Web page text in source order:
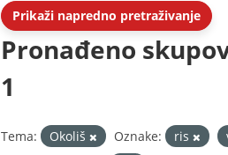
Prikaži napredno pretraživanje
Pronađeno
1
Tema: Okoliš Oznake: ris